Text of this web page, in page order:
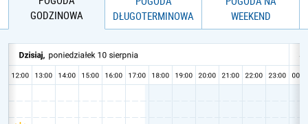
GODZINOWA
DŁUGOTERMINOWA
WEEKEND